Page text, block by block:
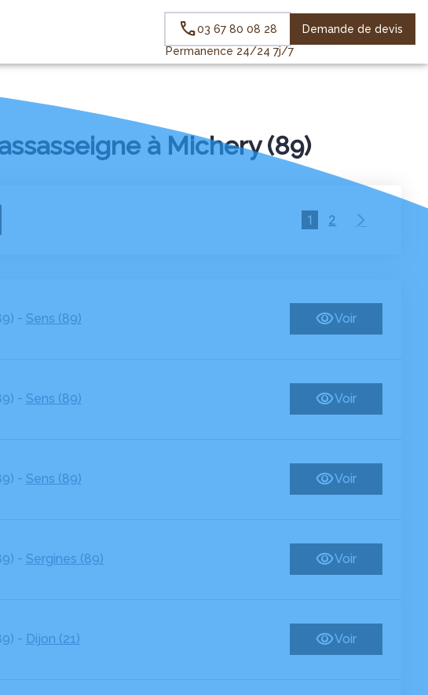
Permanence 24/24 7j/7
03 67 80 08 28
Demande de devis
à Michery (89)
1 2
- Sens (89) Voir
- Sens (89) Voir
- Sens (89) Voir
- Sergines (89) Voir
- Dijon (21) Voir